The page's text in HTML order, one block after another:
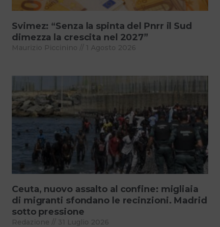
Svimez: “Senza la spinta del Pnrr il Sud
dimezza la crescita nel 2027”
Maurizio Piccinino 1 Agosto 2026
Ceuta, nuovo assalto al confine: migliaia
di migranti sfondano le recinzioni. Madrid
sotto pressione
Redazione 31 Luglio 2026